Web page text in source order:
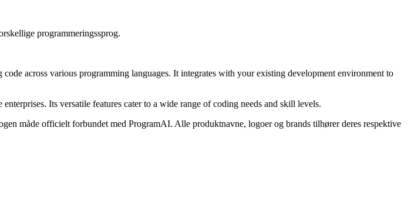
programmeringssprog.
across various programming languages. It integrates with your existing development environment to
Its versatile features cater to a wide range of coding needs and skill levels.
måde officielt forbundet med ProgramAI. Alle produktnavne, logoer og brands tilhører deres respektive